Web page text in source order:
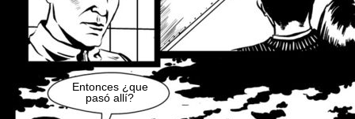
Entonces ¿que
pasó allí?